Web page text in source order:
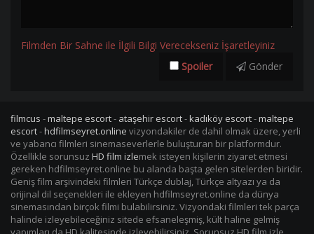
Filmden Bir Sahne ile İlgili Bilgi Verecekseniz İşaretleyiniz
Spoiler
Gönder
filmcus -maltepe escort- ataşehir escort-kadıköy escort-maltepe
escort-hdfilmseyret.online vizyondakiler de dahil olmak üzere, yerli
ve yabancı filmleri sinemaseverlerle buluşturan bir platformdur.
Özellikle sorunsuz HD film izlemek isteyen kişilerin ziyaret etmesi
gereken hdfilmseyret.online bu alanda başta gelen sitelerden biridir.
Geniş film arşivindeki filmleri Türkçe dublaj, Türkçe altyazı ya da
orijinal dil seçenekleri ile ekleyen hdfilmseyret.online da dünya
sinemasından birçok filmi bulabilirsiniz. Vizyondaki filmleri tek parça
halinde izleyebileceğiniz sitede efsaneleşmiş, kült haline gelmiş